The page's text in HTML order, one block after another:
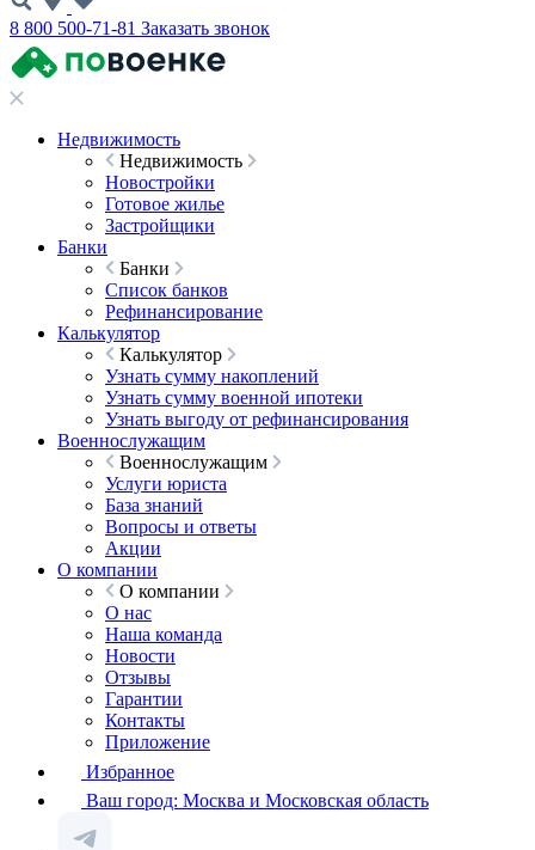
8 800 500-71-81 Заказать звонок
Недвижимость
Недвижимость
Новостройки
Готовое жилье
Застройщики
Банки
Банки
Список банков
Рефинансирование
Калькулятор
Калькулятор
Узнать сумму накоплений
Узнать сумму военной ипотеки
Узнать выгоду от рефинансирования
Военнослужащим
Военнослужащим
Услуги юриста
База знаний
Вопросы и ответы
Акции
О компании
О компании
О нас
Наша команда
Новости
Отзывы
Гарантии
Контакты
Приложение
Избранное
Ваш город: Москва и Московская область